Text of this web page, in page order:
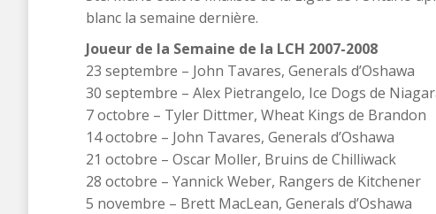
blanc la semaine dernière.
Joueur de la Semaine de la LCH 2007-2008
23 septembre – John Tavares, Generals d’Oshawa
30 septembre – Alex Pietrangelo, Ice Dogs de
7 octobre – Tyler Dittmer, Wheat Kings de Brandon
14 octobre – John Tavares, Generals d’Oshawa
21 octobre – Oscar Moller, Bruins de Chilliwack
28 octobre – Yannick Weber, Rangers de Kitchener
5 novembre – Brett MacLean, Generals d’Oshawa